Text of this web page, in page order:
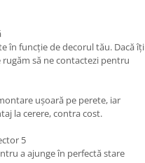
în funcție de decorul tău. Dacă îți
să ne contactezi pentru
ușoară pe perete, iar
la cerere, contra cost.
5
a ajunge în perfectă stare